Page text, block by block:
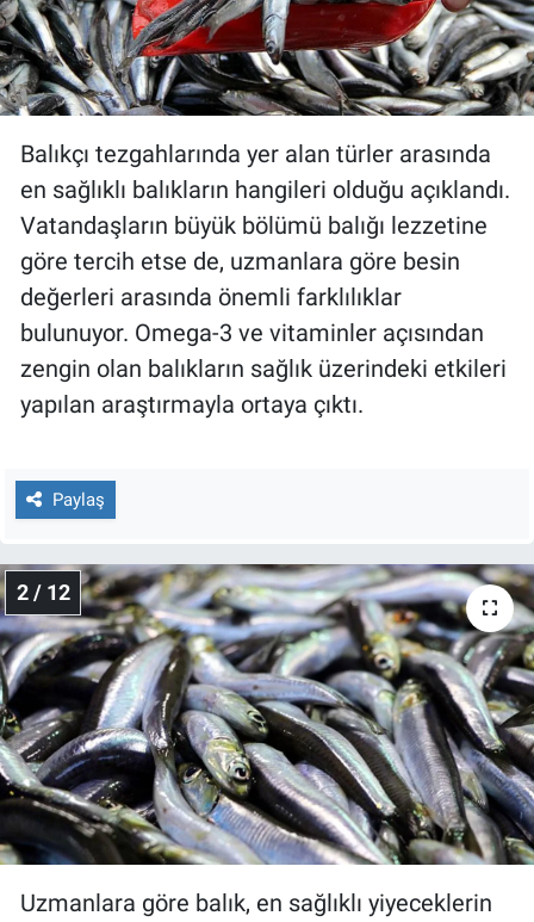
Balıkçı tezgahlarında yer alan türler arasında
en sağlıklı balıkların hangileri olduğu açıklandı.
Vatandaşların büyük bölümü balığı lezzetine
göre tercih etse de, uzmanlara göre besin
değerleri arasında önemli farklılıklar
bulunuyor. Omega-3 ve vitaminler açısından
zengin olan balıkların sağlık üzerindeki etkileri
yapılan araştırmayla ortaya çıktı.
Paylaş
2 / 12
Uzmanlara göre balık, en sağlıklı yiyeceklerin
Haber
İlan
Kimdir
Koronavirüs
Ne demişti
Nedir
Programlar
Sağlık
Spor
Teknoloji
Türkiye'nin Geleceği
Türkiye'nin Gündemi
Yerel Gündem